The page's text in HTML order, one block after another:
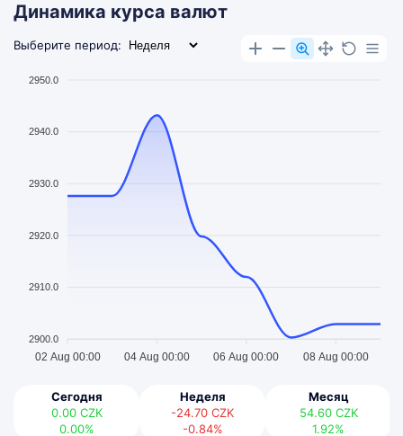
Динамика курса валют
Выберите период:
2950.0
2940.0
2930.0
2920.0
2910.0
2900.0
02 Aug 00:00 04 Aug 00:00 06 Aug 00:00 08 Aug 00:00
Сегодня
0.00 CZK
0.00%
Неделя
-24.70 CZK
-0.84%
Месяц
54.60 CZK
1.92%